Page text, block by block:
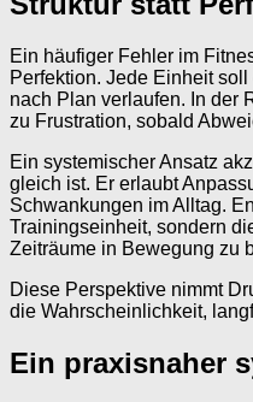
Ein häufiger Fehler im
Perfektion. Jede Einheit
nach Plan verlaufen. In der
zu Frustration, sobald
Ein systemischer Ansatz
gleich ist. Er erlaubt
Schwankungen im Alltag.
Trainingseinheit, sondern
Zeiträume in Bewegung zu
Diese Perspektive nimmt
die Wahrscheinlichkeit,
Ein praxisnaher